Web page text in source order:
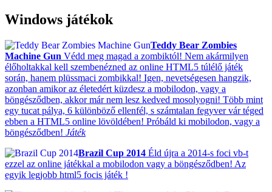
Windows játékok
Teddy Bear Zombies
Machine Gun Védd meg magad a zombiktól! Nem akármilyen
élőholtakkal kell szembenézned az online HTML5 túlélő játék
során, hanem plüssmaci zombikkal! Igen, nevetségesen hangzik,
azonban amikor az életedért küzdesz a mobilodon, vagy a
böngésződben, akkor már nem lesz kedved mosolyogni! Több mint
egy tucat pálya, 6 különböző ellenfél, s számtalan fegyver vár téged
ebben a HTML5 online lövöldében! Próbáld ki mobilodon, vagy a
böngésződben! Játék
Brazil Cup 2014 Éld újra a 2014-s foci vb-t
ezzel az online játékkal a mobilodon vagy a böngésződben! Az
egyik legjobb html5 focis játék !